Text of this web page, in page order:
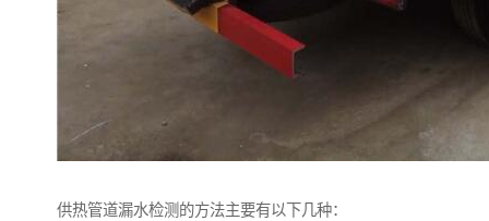
供热管道漏水检测的方法主要有以下几种：